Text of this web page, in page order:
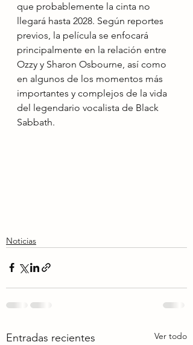
que probablemente la cinta no
llegará hasta 2028. Según reportes
previos, la película se enfocará
principalmente en la relación entre
Ozzy y Sharon Osbourne, así como
en algunos de los momentos más
importantes y complejos de la vida
del legendario vocalista de Black
Sabbath.
Noticias
Entradas recientes Ver todo